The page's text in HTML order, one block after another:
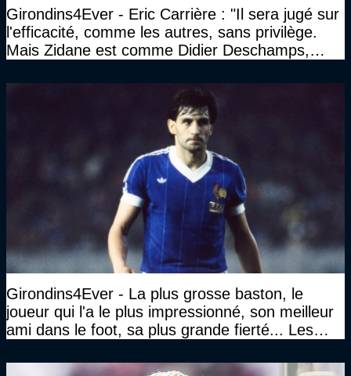
Girondins4Ever - Eric Carrière : "Il sera jugé sur
l'efficacité, comme les autres, sans privilège.
Mais Zidane est comme Didier Deschamps,
Girondins4Ever - La plus grosse baston, le
joueur qui l'a le plus impressionné, son meilleur
ami dans le foot, sa plus grande fierté... Les